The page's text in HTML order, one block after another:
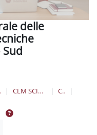
delle
CLM SCIENZE DELLE PROFESSIONI SANITARIE TECNICHE DIAGNOSTICHE "B" - SEDE DI LATINA CLM TECNICHE DIAGNOSTICHE B